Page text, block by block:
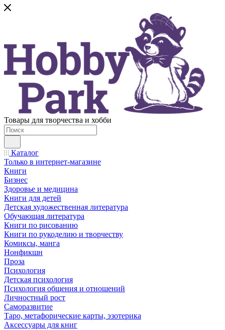
Товары для творчества и хобби
Каталог
Только в интернет-магазине
Книги
Бизнес
Здоровье и медицина
Книги для детей
Детская художественная литература
Обучающая литература
Книги по рисованию
Книги по рукоделию и творчеству
Комиксы, манга
Нонфикшн
Проза
Психология
Детская психология
Психология общения и отношений
Личностный рост
Саморазвитие
Таро, метафорические карты, эзотерика
Аксессуары для книг